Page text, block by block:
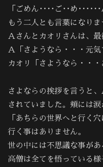
「ごめん････ご･･め･･････
もう二人とも言葉になりま
Ａさんとカオリさんは、
Ａ「さようなら・・・元気
カオリ「さようなら・・・
さよならの挨拶を言うと
されていました。頬には涙
「あちらの世界へと行く
行く事はありません。
世の中には不思議な事があ
高僧は全てを悟っている様